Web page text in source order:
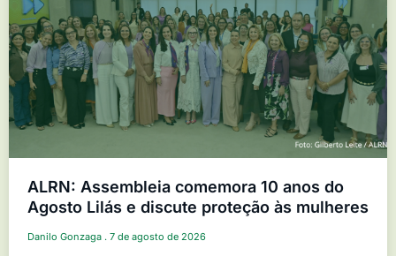
ALRN: Assembleia comemora 10 anos do
Agosto Lilás e discute proteção às mulheres
Danilo Gonzaga 7 de agosto de 2026